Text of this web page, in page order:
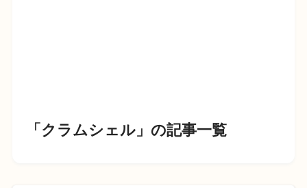
「クラムシェル」の記事一覧